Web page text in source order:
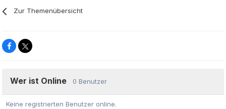
Zur Themenübersicht
Wer ist Online 0 Benutzer
Keine registrierten Benutzer online.